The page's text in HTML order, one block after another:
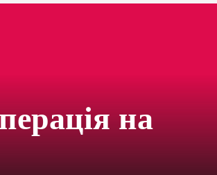
на